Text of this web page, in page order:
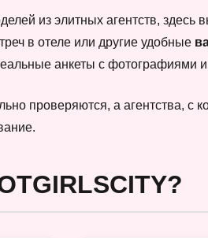
из элитных агентств, здесь
в отеле или другие удобные
анкеты с
проверяются, а агентства, с